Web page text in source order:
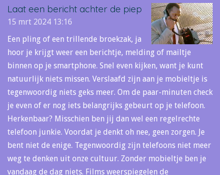
Laat een bericht achter de piep
15 mrt 2024 13:16
Een pling of een trillende broekzak, ja
hoor je krijgt weer een berichtje, melding of mailtje
binnen op je smartphone. Snel even kijken, want je kunt
natuurlijk niets missen. Verslaafd zijn aan je mobieltje is
tegenwoordig niets geks meer. Om de paar-minuten check
je even of er nog iets belangrijks gebeurt op je telefoon.
Herkenbaar? Misschien ben jij dan wel een regelrechte
telefoon junkie. Voordat je denkt oh nee, geen zorgen. Je
bent niet de enige. Tegenwoordig zijn telefoons niet meer
weg te denken uit onze cultuur. Zonder mobieltje ben je
vandaag de dag niets. Films weerspiegelen de